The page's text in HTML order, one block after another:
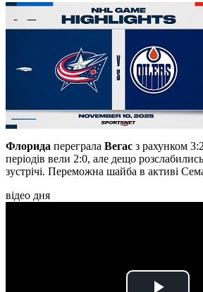
Флорида переграла Вегас з рахунком
періодів вели 2:0, але дещо
зустрічі. Переможна шайба в активі
відео дня